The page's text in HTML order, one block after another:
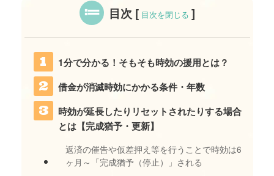
目次 [ 目次を閉じる ]
1分で分かる！そもそも時効の援用とは？
借金が消滅時効にかかる条件・年数
時効が延長したりリセットされたりする場合
とは【完成猶予・更新】
返済の催告や仮差押え等を行うことで時効は6
ヶ月～「完成猶予（停止）」される